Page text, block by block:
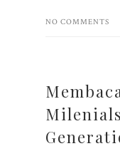
NO COMMENTS